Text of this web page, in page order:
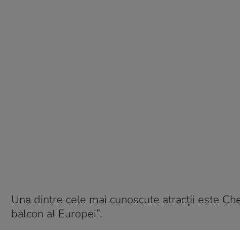
Una dintre cele mai cunoscute atracții este
balcon al Europei”.